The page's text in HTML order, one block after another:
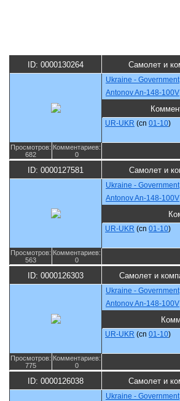
ID: 0000130264 Самолет и
Ukraine - Government
Antonov An-148-100V
UR-UKR (cn 01-10)
Просмотров:
682
Комментариев:
0
ID: 0000127581 Самолет и
Ukraine - Government
Antonov An-148-100V
UR-UKR (cn 01-10)
Просмотров:
563
Комментариев:
0
ID: 0000126303 Самолет и
Ukraine - Government
Antonov An-148-100V
UR-UKR (cn 01-10)
Просмотров:
775
Комментариев:
0
ID: 0000126038 Самолет и
Ukraine - Government